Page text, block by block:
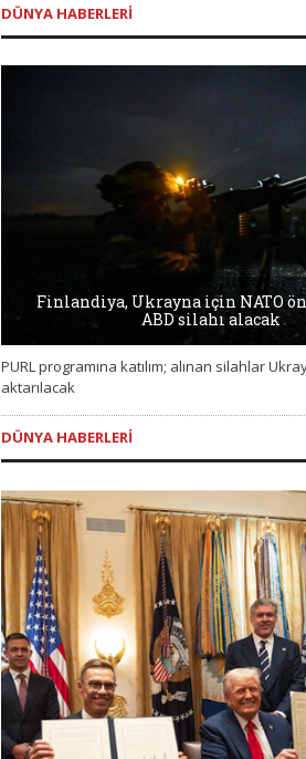
DÜNYA HABERLERI
Finlandiya, Ukrayna için NATO
ABD silahı alacak
PURL programına katılım; alınan silahlar
aktarılacak
DÜNYA HABERLERI